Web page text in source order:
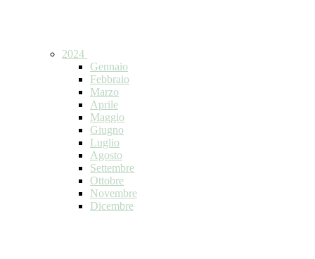
2024
Gennaio
Febbraio
Marzo
Aprile
Maggio
Giugno
Luglio
Agosto
Settembre
Ottobre
Novembre
Dicembre